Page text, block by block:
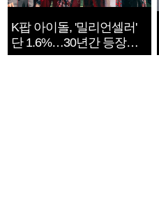
K팝 아이돌, '밀리언셀러'
단 1.6%…30년간 등장
1182개팀 전수조사